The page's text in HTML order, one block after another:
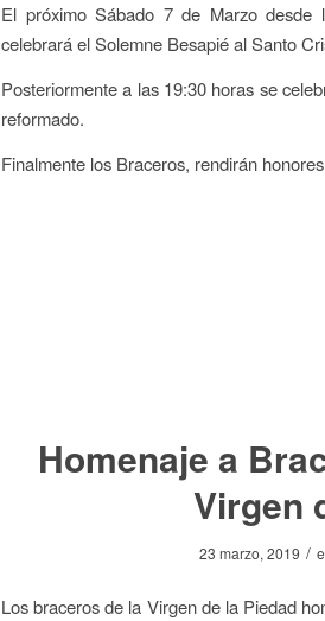
El próximo Sábado 7 de Marzo
celebrará el Solemne Besapié al Santo
Posteriormente a las 19:30 horas se
reformado.
Finalmente los Braceros, rendirán
Homenaje a
Virgen
23 marzo, 2019 /
Los braceros de la Virgen de la Piedad